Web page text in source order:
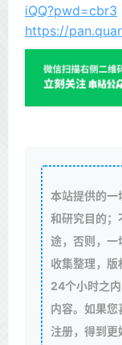
iQQ?pwd=cbr3
https://
本站提供的一
和研究目的；
途，否则，一
收集整理，版
24个小时之
内容。如果您
注册，得到更